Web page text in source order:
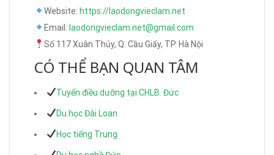
Website: https://laodongvieclam.net
Email: laodongvieclam.net@gmail.com
Số 117 Xuân Thủy, Q. Cầu Giấy, TP. Hà Nội
CÓ THỂ BẠN QUAN TÂM
Tuyển điều dưỡng tại CHLB. Đức
Du học Đài Loan
Học tiếng Trung